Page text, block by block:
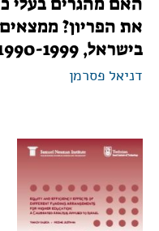
את הפריון?
בישראל, 1990-1999 (STE-WP-36)
דניאל פסרמן